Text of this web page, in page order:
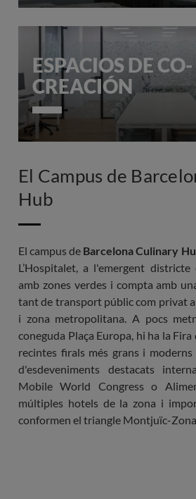
ESPACIOS DE CO-
CREACIÓN
El Campus de
Hub
El campus de Barcelona Culinary
L’Hospitalet, a l'emergent
amb zones verdes i compta amb
tant de transport públic com privat
i zona metropolitana. A pocs
coneguda Plaça Europa, hi ha la Fira
recintes firals més grans i
d'esdeveniments destacats
Mobile World Congress o
múltiples hotels de la zona i
conformen el triangle Montjuïc-